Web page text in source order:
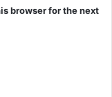
browser for the next